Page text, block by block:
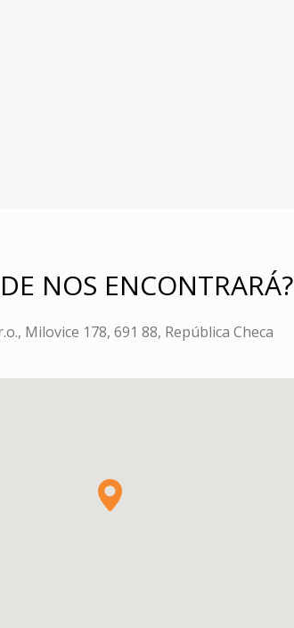
NOS ENCONTRARÁ?
Milovice 178, 691 88, República Checa